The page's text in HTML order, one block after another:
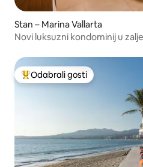
Stan – Marina Vallarta
Novi luksuzni kondominij u
Među najviše rangiranima s
Odabrali gosti